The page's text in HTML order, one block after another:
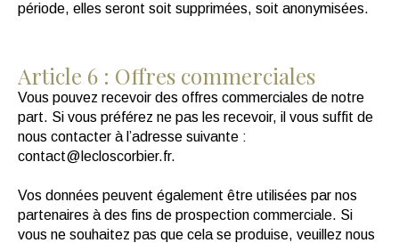
période, elles seront soit supprimées, soit anonymisées.
Article 6 : Offres commerciales
Vous pouvez recevoir des offres commerciales de notre
part. Si vous préférez ne pas les recevoir, il vous suffit de
nous contacter à l’adresse suivante :
contact@lecloscorbier.fr.
Vos données peuvent également être utilisées par nos
partenaires à des fins de prospection commerciale. Si
vous ne souhaitez pas que cela se produise, veuillez nous